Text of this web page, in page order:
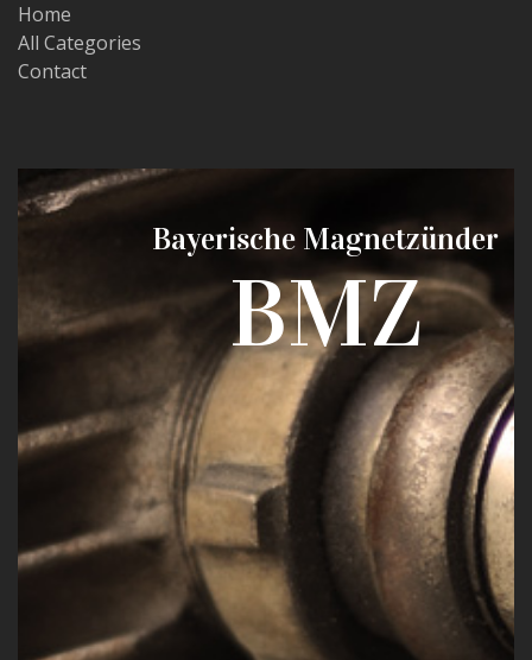
Home
All Categories
Contact
Bayerische Magnetzünder
BMZ